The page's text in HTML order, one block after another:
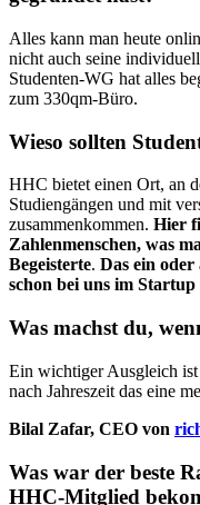
Alles kann man heute
nicht auch seine
Studenten-WG hat alles
zum 330qm-Büro.
Wieso sollten
HHC bietet einen Ort, an
Studiengängen und mit
zusammenkommen. Hier
Zahlenmenschen, was
Begeisterte. Das ein
schon bei uns im Startup
Was machst du,
Ein wichtiger Ausgleich
nach Jahreszeit das eine
Bilal Zafar, CEO von
Was war der beste
HHC-Mitglied